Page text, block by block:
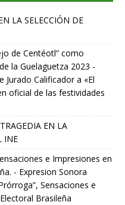
LA SELECCIÓN DE
de Centéotl” como
la Guelaguetza 2023 -
Jurado Calificador a «El
oficial de las festividades
EN LA
INE
e Impresiones en
- Expresion Sonora
Sensaciones e
Brasileña